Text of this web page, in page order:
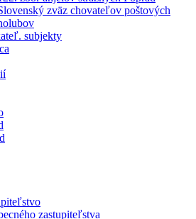
zväz chovateľov poštových
subjekty
zastupiteľstva